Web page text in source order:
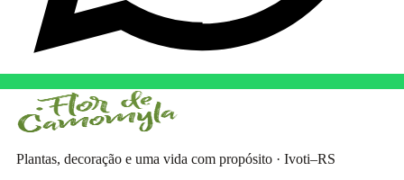
Plantas, decoração e uma vida com propósito · Ivoti–RS